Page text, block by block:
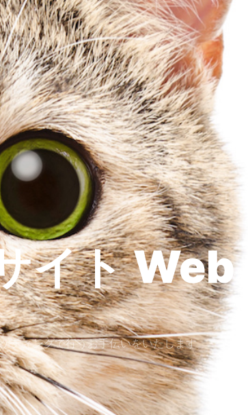
トDesign
ティングで行うお手伝いをいたします。